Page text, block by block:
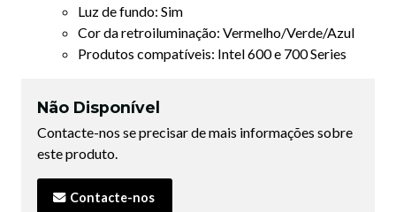
Luz de fundo: Sim
Cor da retroiluminação: Vermelho/Verde/Azul
Produtos compatíveis: Intel 600 e 700 Series
Não Disponível
Contacte-nos se precisar de mais informações sobre
este produto.
Contacte-nos